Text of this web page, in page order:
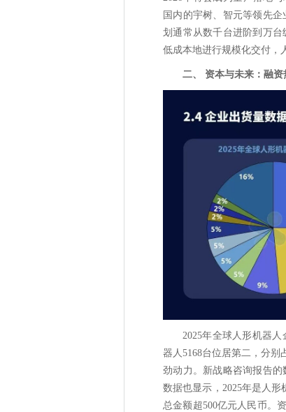
国内的宇树、智元等领先
划通常从数千台进阶到万台
低成本地进行规模化交付，
二、 资本与未来：融
2025年全球人形机器
器人5168台位居第二，分别
劲动力。新战略咨询报告
数据也显示，2025年是人形
总金额超500亿元人民币。